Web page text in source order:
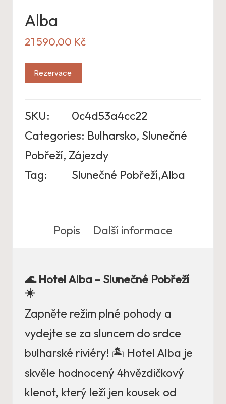
Alba
21 590,00 Kč
Rezervace
SKU:
0c4d53a4cc22
Categories: Bulharsko, Slunečné
Pobřeží, Zájezdy
Tag:
Slunečné Pobřeží,Alba
Popis Další informace
🌊 Hotel Alba – Slunečné Pobřeží
☀️
Zapněte režim plné pohody a
vydejte se za sluncem do srdce
bulharské riviéry! 🏝️ Hotel Alba je
skvěle hodnocený 4hvězdičkový
klenot, který leží jen kousek od